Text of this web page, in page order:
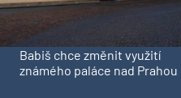
Babiš chce změnit využití
známého paláce nad Prahou